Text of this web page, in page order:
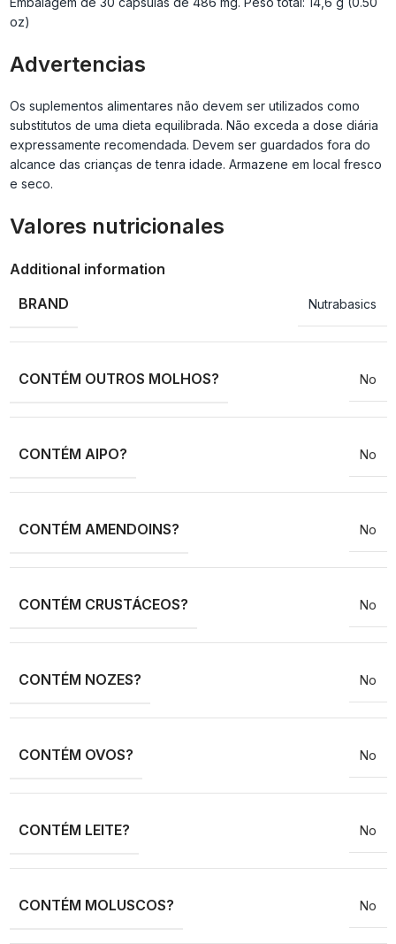
oz)
Advertencias
Os suplementos alimentares não devem ser utilizados como
substitutos de uma dieta equilibrada. Não exceda a dose diária
expressamente recomendada. Devem ser guardados fora do
alcance das crianças de tenra idade. Armazene em local fresco
e seco.
Valores nutricionales
Additional information
BRAND
Nutrabasics
CONTÉM OUTROS MOLHOS? No
CONTÉM AIPO? No
CONTÉM AMENDOINS? No
CONTÉM CRUSTÁCEOS? No
CONTÉM NOZES? No
CONTÉM OVOS? No
CONTÉM LEITE? No
CONTÉM MOLUSCOS? No